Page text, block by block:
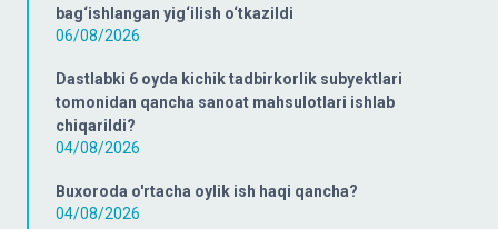
bag‘ishlangan yig‘ilish o‘tkazildi
06/08/2026
Dastlabki 6 oyda kichik tadbirkorlik subyektlari
tomonidan qancha sanoat mahsulotlari ishlab
chiqarildi?
04/08/2026
Buxoroda o'rtacha oylik ish haqi qancha?
04/08/2026